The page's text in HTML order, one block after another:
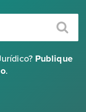
Publique
.